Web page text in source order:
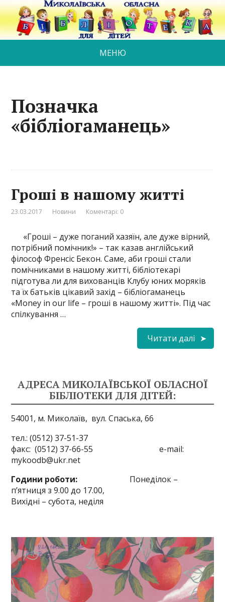
МЕНЮ
Позначка
«бібліогаманець»
Гроші в нашому житті
23.03.2017 Новини Коментарі: 0
«Гроші – дуже поганий хазяїн, але дуже вірний,
потрібний помічник!» – так казав англійський
філософ Френсіс Бекон. Саме, аби гроші стали
помічниками в нашому житті, бібліотекарі
підготува ли для вихованців Клубу юних моряків
та їх батьків цікавий захід – бібліогаманець
«Money in our life – гроші в нашому житті». Під час
спілкування …
Читати далі
АДРЕСА МИКОЛАЇВСЬКОЇ ОБЛАСНОЇ
БІБЛІОТЕКИ ДЛЯ ДІТЕЙ:
54001, м. Миколаїв, вул. Спаська, 66
тел.: (0512) 37-51-37
факс: (0512) 37-66-55 e-mail:
mykoodb@ukr.net
Години роботи: Понеділок –
п’ятниця з 9.00 до 17.00,
Вихідні – субота, неділя